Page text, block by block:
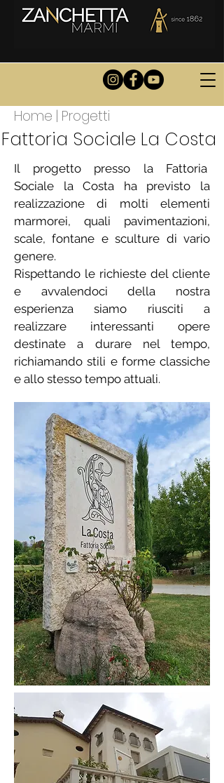
Home | Progetti
Fattoria Sociale La Costa
Il progetto presso la Fattoria
Sociale la Costa ha previsto la
realizzazione di molti elementi
marmorei, quali pavimentazioni,
scale, fontane e sculture di vario
genere.
Rispettando le richieste del cliente
e avvalendoci della nostra
esperienza siamo riusciti a
realizzare interessanti opere
destinate a durare nel tempo,
richiamando stili e forme classiche
e allo stesso tempo attuali.